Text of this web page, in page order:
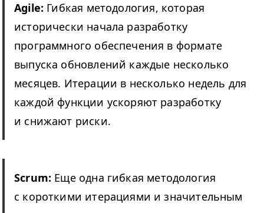
Agile: Гибкая методология, которая
исторически начала разработку
программного обеспечения в формате
выпуска обновлений каждые несколько
месяцев. Итерации в несколько недель для
каждой функции ускоряют разработку
и снижают риски.
Scrum: Еще одна гибкая методология
с короткими итерациями и значительным